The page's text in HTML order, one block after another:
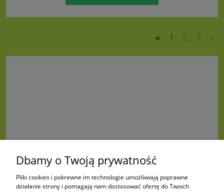
« 1 2 3 »
Dbamy o Twoją prywatność
Pliki cookies i pokrewne im technologie umożliwiają poprawne
działanie strony i pomagają nam dostosować ofertę do Twoich